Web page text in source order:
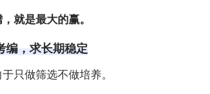
就是最大的赢。
编，求长期稳定
只做筛选不做培养。